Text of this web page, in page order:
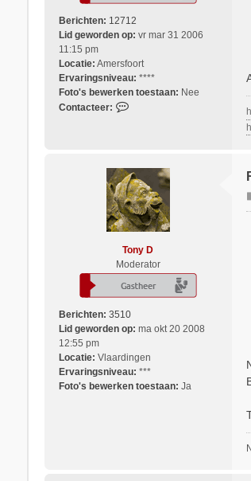
e
e
r
i
c
h
Berichten: 12712
Lid geworden op: vr mar 31 2006
11:15 pm
Locatie: Amersfoort
Ervaringsniveau: ****
Foto's bewerken toestaan: Nee
Contacteer:
c
t
e
e
r
S
k
p
Tony D
Moderator
Berichten: 3510
Lid geworden op: ma okt 20 2008
12:55 pm
Locatie: Vlaardingen
Ervaringsniveau: ***
Foto's bewerken toestaan: Ja